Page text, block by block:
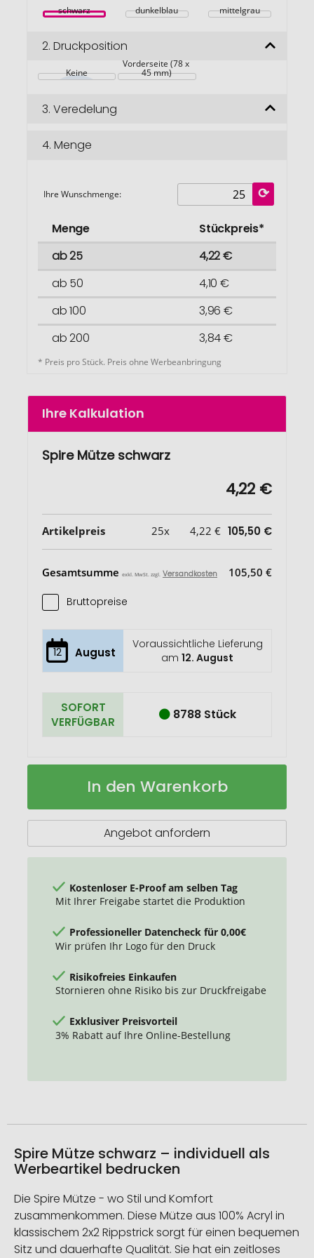
schwarz dunkelblau mittelgrau
2. Druckposition
Keine
Vorderseite (78 x
45 mm)
3. Veredelung
4. Menge
Ihre Wunschmenge:
Menge
Stückpreis*
ab 25
4,22 €
ab 50
4,10 €
ab 100
3,96 €
ab 200
3,84 €
* Preis pro Stück. Preis ohne Werbeanbringung
Ihre Kalkulation
Spire Mütze schwarz
4,22 €
Artikelpreis 25x 4,22 € 105,50 €
Gesamtsumme exkl. MwSt. zzgl. Versandkosten 105,50 €
Bruttopreise
12 August
Voraussichtliche Lieferung
am12. August
SOFORT
VERFÜGBAR
8788 Stück
Spire
Auf
In den Warenkorb
Angebot anfordern
Kostenloser E-Proof am selben Tag
Mit Ihrer Freigabe startet die Produktion
Professioneller Datencheck für 0,00€
Wir prüfen Ihr Logo für den Druck
Risikofreies Einkaufen
Stornieren ohne Risiko bis zur Druckfreigabe
Exklusiver Preisvorteil
3% Rabatt auf Ihre Online-Bestellung
Spire Mütze schwarz – individuell als
Werbeartikel bedrucken
Die Spire Mütze - wo Stil und Komfort
zusammenkommen. Diese Mütze aus 100% Acryl in
klassischem 2x2 Rippstrick sorgt für einen bequemen
Sitz und dauerhafte Qualität. Sie hat ein zeitloses